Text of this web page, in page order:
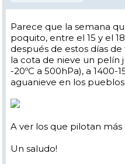
Parece que la semana
poquito, entre el 15 y el
después de estos días
la cota de nieve un pelín
-20ºC a 500hPa), a 1400-
aguanieve en los
A ver los que pilotan
Un saludo!